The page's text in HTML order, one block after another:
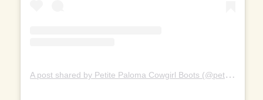
A
post shared by Petite Paloma Cowgirl Boots (@petitepaloma)